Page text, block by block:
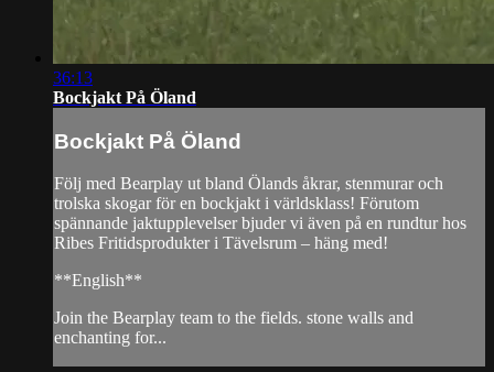
36:13
Bockjakt På Öland
Bockjakt På Öland
Följ med Bearplay ut bland Ölands åkrar, stenmurar och
trolska skogar för en bockjakt i världsklass! Förutom
spännande jaktupplevelser bjuder vi även på en rundtur hos
Ribes Fritidsprodukter i Tävelsrum – häng med!
**English**
Join the Bearplay team to the fields. stone walls and
enchanting for...